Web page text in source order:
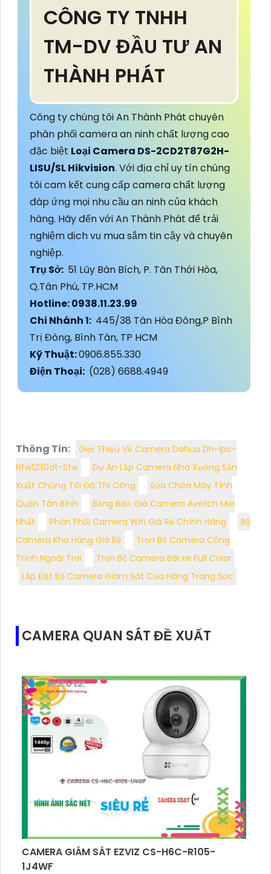
CÔNG TY TNHH
TM-DV ĐẦU TƯ AN
THÀNH PHÁT
Công ty chúng tôi An Thành Phát chuyên
phân phối camera an ninh chất lượng cao
đặc biệt Loại Camera DS-2CD2T87G2H-
LISU/SL Hikvision. Với địa chỉ uy tín chúng
tôi cam kết cung cấp camera chất lượng
đáp ứng mọi nhu cầu an ninh của khách
hàng. Hãy đến với An Thành Phát để trải
nghiệm dịch vụ mua sắm tin cậy và chuyên
nghiệp.
Trụ Sở: 51 Lũy Bán Bích, P. Tân Thới Hòa,
Q.Tân Phú, TP.HCM
Hotline: 0938.11.23.99
Chi Nhánh 1: 445/38 Tân Hòa Đông,P Bình
Trị Đông, Bình Tân, TP HCM
Kỹ Thuật:0906.855.330
Điện Thoại: (028) 6688.4949
Thông Tin:
Giới Thiệu Về Camera Dahua Dh-Ipc-
Hfw1230dt-Stw
Dự Án Lắp Camera Nhà Xưởng Sản
Xuất Chúng Tôi Đã Thi Công
Sửa Chữa Máy Tính
Quận Tân Bình
Bảng Báo Giá Camera Avetch Mới
Nhất
Phân Phối Camera Wifi Giá Rẻ Chính Hãng
Bộ
Camera Kho Hàng Giá Rẻ
Trọn Bộ Camera Công
Trình Ngoài Trời
Trọn Bộ Camera Bãi xe Full Color
Lắp Đặt Bộ Camera Giám Sát Cửa Hàng Trang Sức
CAMERA QUAN SÁT ĐỀ XUẤT
CAMERA GIÁM SÁT EZVIZ CS-H6C-R105-
1J4WF